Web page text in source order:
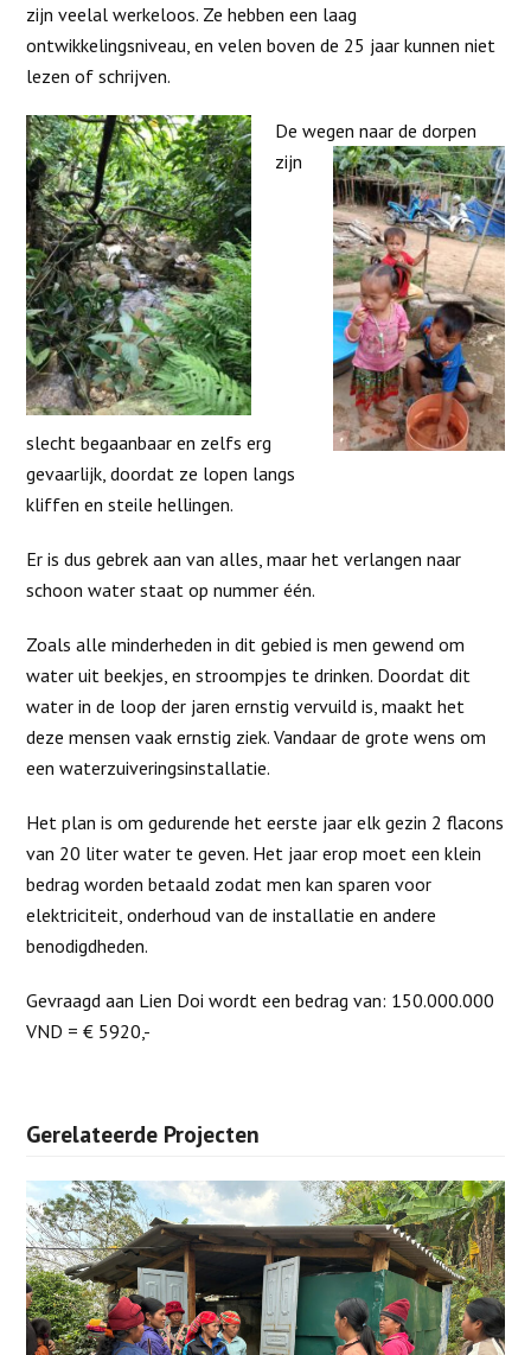
zijn veelal werkeloos. Ze hebben een laag
ontwikkelingsniveau, en velen boven de 25 jaar kunnen niet
lezen of schrijven.
De wegen naar de dorpen
zijn
slecht begaanbaar en zelfs erg
gevaarlijk, doordat ze lopen langs
kliffen en steile hellingen.
Er is dus gebrek aan van alles, maar het verlangen naar
schoon water staat op nummer één.
Zoals alle minderheden in dit gebied is men gewend om
water uit beekjes, en stroompjes te drinken. Doordat dit
water in de loop der jaren ernstig vervuild is, maakt het
deze mensen vaak ernstig ziek. Vandaar de grote wens om
een waterzuiveringsinstallatie.
Het plan is om gedurende het eerste jaar elk gezin 2 flacons
van 20 liter water te geven. Het jaar erop moet een klein
bedrag worden betaald zodat men kan sparen voor
elektriciteit, onderhoud van de installatie en andere
benodigdheden.
Gevraagd aan Lien Doi wordt een bedrag van: 150.000.000
VND = € 5920,-
Gerelateerde Projecten